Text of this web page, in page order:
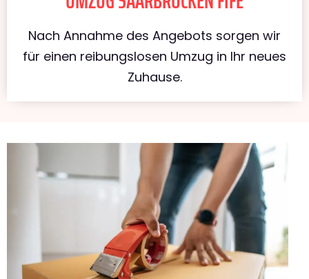
Nach Annahme des Angebots sorgen wir
für einen reibungslosen Umzug in Ihr neues
Zuhause.